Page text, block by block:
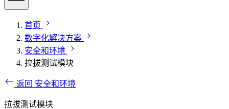
首页
数字化解决方案
安全和环境
拉拔测试模块
返回 安全和环境
拉拔测试模块